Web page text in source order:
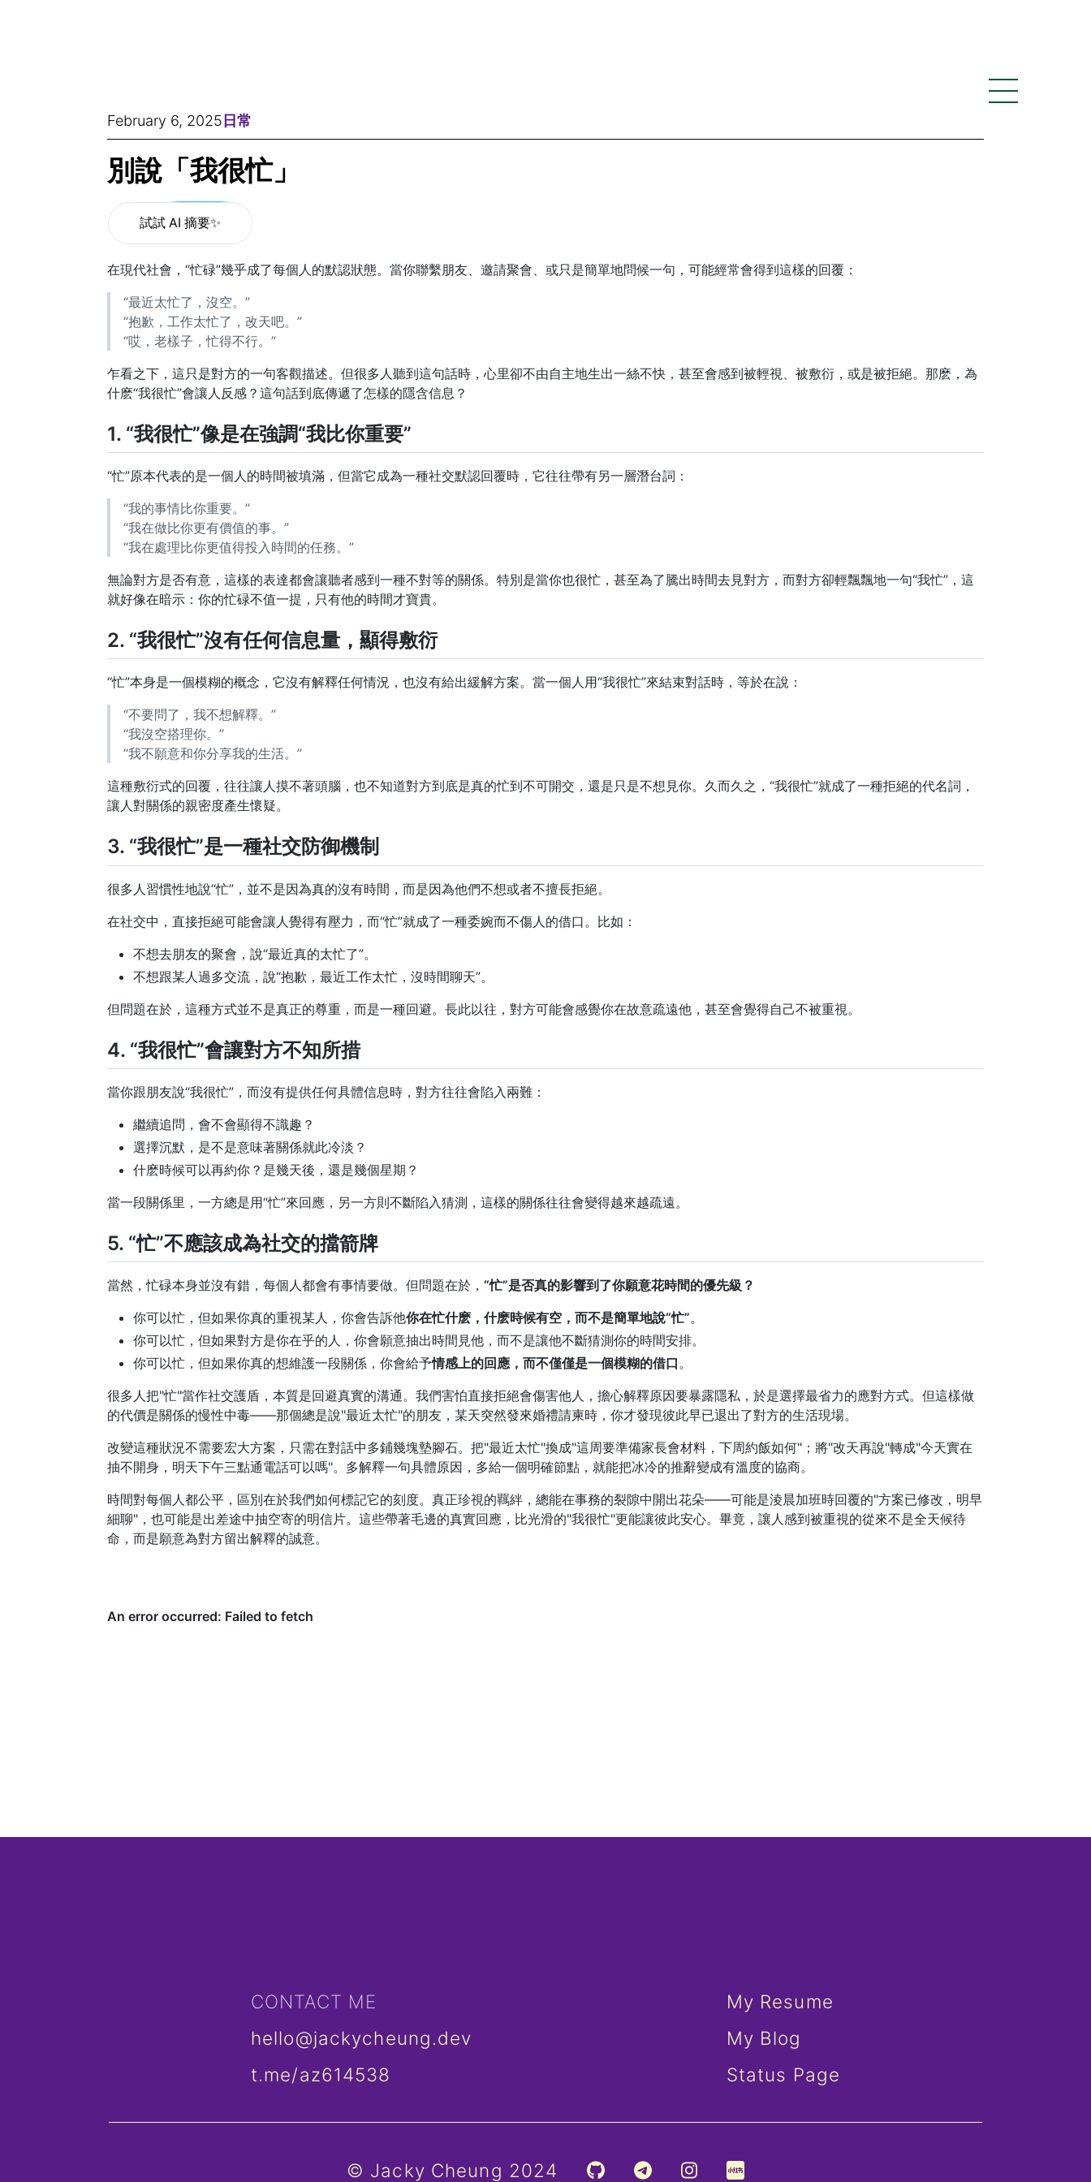
February 6, 2025 日常
別說「我很忙」
試試 AI 摘要✨
在現代社會，“忙碌”幾乎成了每個人的默認狀態。當你聯繫朋友、邀請聚會、或只是簡單地問候一句，可能經常會得到這樣的回覆：
“最近太忙了，沒空。”
“抱歉，工作太忙了，改天吧。”
“哎，老樣子，忙得不行。”
乍看之下，這只是對方的一句客觀描述。但很多人聽到這句話時，心里卻不由自主地生出一絲不快，甚至會感到被輕視、被敷衍，或是被拒絕。那麽，為
什麽“我很忙”會讓人反感？這句話到底傳遞了怎樣的隱含信息？
1. “我很忙”像是在強調“我比你重要”
“忙”原本代表的是一個人的時間被填滿，但當它成為一種社交默認回覆時，它往往帶有另一層潛台詞：
“我的事情比你重要。”
“我在做比你更有價值的事。”
“我在處理比你更值得投入時間的任務。”
無論對方是否有意，這樣的表達都會讓聽者感到一種不對等的關係。特別是當你也很忙，甚至為了騰出時間去見對方，而對方卻輕飄飄地一句“我忙”，這
就好像在暗示：你的忙碌不值一提，只有他的時間才寶貴。
2. “我很忙”沒有任何信息量，顯得敷衍
“忙”本身是一個模糊的概念，它沒有解釋任何情況，也沒有給出緩解方案。當一個人用“我很忙”來結束對話時，等於在說：
“不要問了，我不想解釋。”
“我沒空搭理你。”
“我不願意和你分享我的生活。”
這種敷衍式的回覆，往往讓人摸不著頭腦，也不知道對方到底是真的忙到不可開交，還是只是不想見你。久而久之，“我很忙”就成了一種拒絕的代名詞，
讓人對關係的親密度產生懷疑。
3. “我很忙”是一種社交防御機制
很多人習慣性地說“忙”，並不是因為真的沒有時間，而是因為他們不想或者不擅長拒絕。
在社交中，直接拒絕可能會讓人覺得有壓力，而“忙”就成了一種委婉而不傷人的借口。比如：
不想去朋友的聚會，說“最近真的太忙了”。
不想跟某人過多交流，說“抱歉，最近工作太忙，沒時間聊天”。
但問題在於，這種方式並不是真正的尊重，而是一種回避。長此以往，對方可能會感覺你在故意疏遠他，甚至會覺得自己不被重視。
4. “我很忙”會讓對方不知所措
當你跟朋友說“我很忙”，而沒有提供任何具體信息時，對方往往會陷入兩難：
繼續追問，會不會顯得不識趣？
選擇沉默，是不是意味著關係就此冷淡？
什麽時候可以再約你？是幾天後，還是幾個星期？
當一段關係里，一方總是用“忙”來回應，另一方則不斷陷入猜測，這樣的關係往往會變得越來越疏遠。
5. “忙”不應該成為社交的擋箭牌
當然，忙碌本身並沒有錯，每個人都會有事情要做。但問題在於， “忙”是否真的影響到了你願意花時間的優先級？
你可以忙，但如果你真的重視某人，你會告訴他你在忙什麽，什麽時候有空，而不是簡單地說“忙”。
你可以忙，但如果對方是你在乎的人，你會願意抽出時間見他，而不是讓他不斷猜測你的時間安排。
你可以忙，但如果你真的想維護一段關係，你會給予情感上的回應，而不僅僅是一個模糊的借口 。
很多人把"忙"當作社交護盾，本質是回避真實的溝通。我們害怕直接拒絕會傷害他人，擔心解釋原因要暴露隱私，於是選擇最省力的應對方式。但這樣做
的代價是關係的慢性中毒——那個總是說"最近太忙"的朋友，某天突然發來婚禮請柬時，你才發現彼此早已退出了對方的生活現場。
改變這種狀況不需要宏大方案，只需在對話中多鋪幾塊墊腳石。把"最近太忙"換成"這周要準備家長會材料，下周約飯如何"；將"改天再說"轉成"今天實在
抽不開身，明天下午三點通電話可以嗎"。多解釋一句具體原因，多給一個明確節點，就能把冰冷的推辭變成有溫度的協商。
時間對每個人都公平，區別在於我們如何標記它的刻度。真正珍視的羈絆，總能在事務的裂隙中開出花朵——可能是淩晨加班時回覆的"方案已修改，明早
細聊"，也可能是出差途中抽空寄的明信片。這些帶著毛邊的真實回應，比光滑的"我很忙"更能讓彼此安心。畢竟，讓人感到被重視的從來不是全天候待
命，而是願意為對方留出解釋的誠意。
CONTACT ME
hello@jackycheung.dev
t.me/az614538
My Resume
My Blog
Status Page
© Jacky Cheung 2024